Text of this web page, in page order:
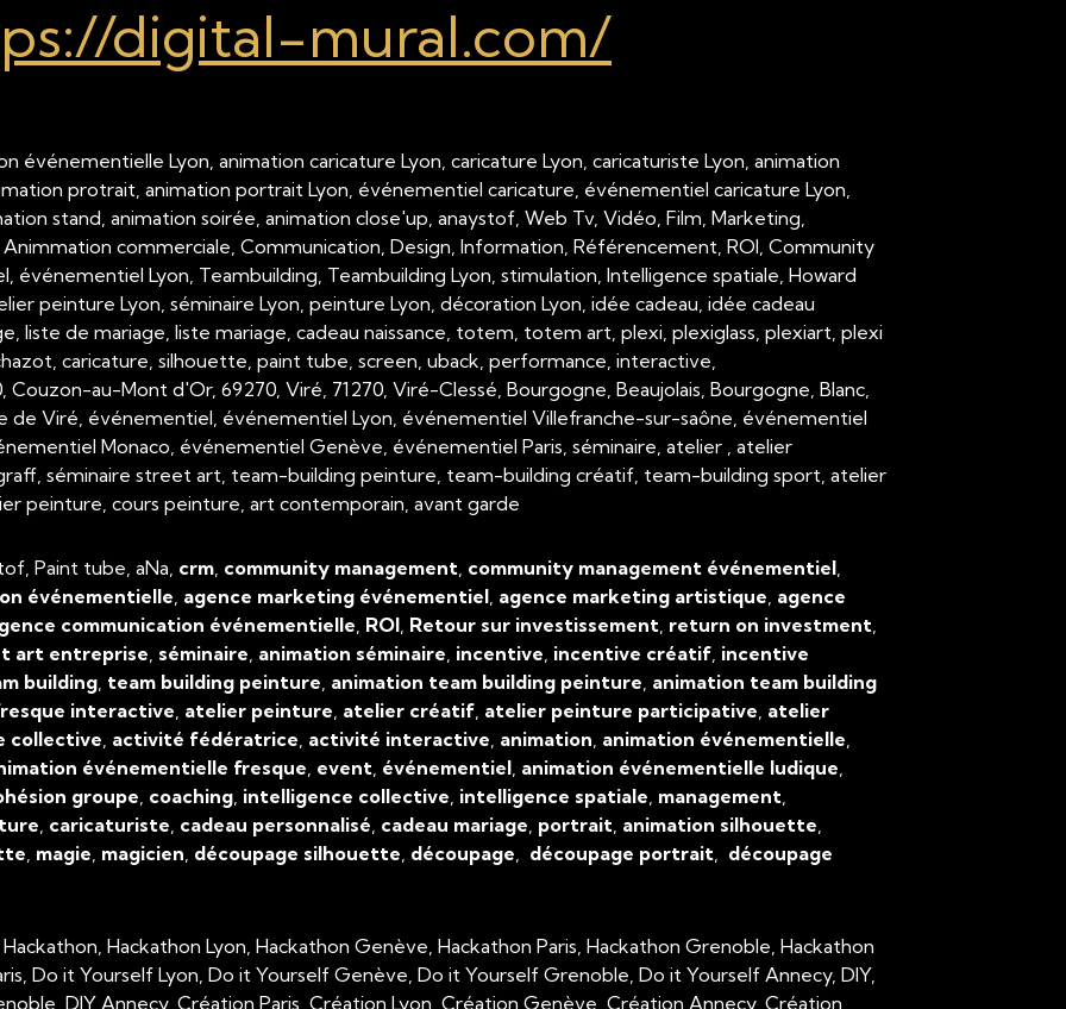
digital-mural.com/
événementielle Lyon, animation caricature Lyon, caricature Lyon, caricaturiste Lyon, animation
protrait, animation portrait Lyon, événementiel caricature, événementiel caricature Lyon,
stand, animation soirée, animation close'up, anaystof, Web Tv, Vidéo, Film, Marketing,
commerciale, Communication, Design, Information, Référencement, ROI, Community
événementiel Lyon, Teambuilding, Teambuilding Lyon, stimulation, Intelligence spatiale, Howard
peinture Lyon, séminaire Lyon, peinture Lyon, décoration Lyon, idée cadeau, idée cadeau
liste de mariage, liste mariage, cadeau naissance, totem, totem art, plexi, plexiglass, plexiart, plexi
caricature, silhouette, paint tube, screen, uback, performance, interactive,
au-Mont d'Or, 69270, Viré, 71270, Viré-Clessé, Bourgogne, Beaujolais, Bourgogne, Blanc,
de Viré, événementiel, événementiel Lyon, événementiel Villefranche-sur-saône, événementiel
Monaco, événementiel Genève, événementiel Paris, séminaire, atelier , atelier
séminaire street art, team-building peinture, team-building créatif, team-building sport, atelier
peinture, cours peinture, art contemporain, avant garde
Paint tube, aNa, crm, community management, community management événementiel,
événementielle, agence marketing événementiel, agence marketing artistique, agence
communication événementielle, ROI, Retour sur investissement, return on investment,
art entreprise, séminaire, animation séminaire, incentive, incentive créatif, incentive
building, team building peinture, animation team building peinture, animation team building
interactive, atelier peinture, atelier créatif, atelier peinture participative, atelier
collective, activité fédératrice, activité interactive, animation, animation événementielle,
événementielle fresque, event, événementiel, animation événementielle ludique,
groupe, coaching, intelligence collective, intelligence spatiale, management,
, caricaturiste, cadeau personnalisé, cadeau mariage, portrait, animation silhouette,
, magie, magicien, découpage silhouette, découpage, découpage portrait, découpage
Hackathon Lyon, Hackathon Genève, Hackathon Paris, Hackathon Grenoble, Hackathon
Do it Yourself Lyon, Do it Yourself Genève, Do it Yourself Grenoble, Do it Yourself Annecy, DIY,
DIY Annecy, Création Paris, Création Lyon, Création Genève, Création Annecy, Création